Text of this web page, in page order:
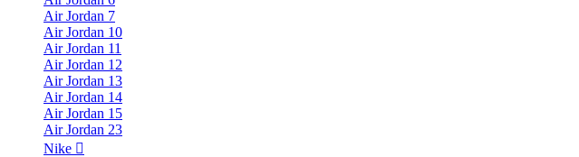
Air Jordan 7
Air Jordan 10
Air Jordan 11
Air Jordan 12
Air Jordan 13
Air Jordan 14
Air Jordan 15
Air Jordan 23
Nike